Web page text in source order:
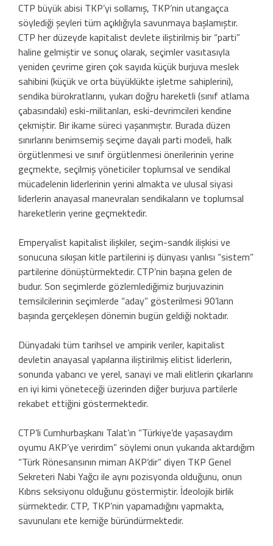
CTP büyük abisi TKP’yi sollamış, TKP’nin utangaçca
söylediği şeyleri tüm açıklığıyla savunmaya başlamıştır.
CTP her düzeyde kapitalist devlete iliştirilmiş bir “parti”
haline gelmiştir ve sonuç olarak, seçimler vasıtasıyla
yeniden çevrime giren çok sayıda küçük burjuva meslek
sahibini (küçük ve orta büyüklükte işletme sahiplerini),
sendika bürokratlarını, yukarı doğru hareketli (sınıf atlama
çabasındaki) eski-militanları, eski-devrimcileri kendine
çekmiştir. Bir ikame süreci yaşanmıştır. Burada düzen
sınırlarını benimsemiş seçime dayalı parti modeli, halk
örgütlenmesi ve sınıf örgütlenmesi önerilerinin yerine
geçmekte, seçilmiş yöneticiler toplumsal ve sendikal
mücadelenin liderlerinin yerini almakta ve ulusal siyasi
liderlerin anayasal manevraları sendikaların ve toplumsal
hareketlerin yerine geçmektedir.
Emperyalist kapitalist ilişkiler, seçim-sandık ilişkisi ve
sonucuna sıkışan kitle partilerini iş dünyası yanlısı “sistem”
partilerine dönüştürmektedir. CTP’nin başına gelen de
budur. Son seçimlerde gözlemlediğimiz burjuvazinin
temsilcilerinin seçimlerde “aday” gösterilmesi 90’ların
başında gerçekleşen dönemin bugün geldiği noktadır.
Dünyadaki tüm tarihsel ve ampirik veriler, kapitalist
devletin anayasal yapılarına iliştirilmiş elitist liderlerin,
sonunda yabancı ve yerel, sanayi ve mali elitlerin çıkarlarını
en iyi kimi yöneteceği üzerinden diğer burjuva partilerle
rekabet ettiğini göstermektedir.
CTP’li Cumhurbaşkanı Talat’ın “Türkiye’de yaşasaydım
oyumu AKP’ye verirdim” söylemi onun yukarıda aktardığım
“Türk Rönesansının mimarı AKP’dir” diyen TKP Genel
Sekreteri Nabi Yağcı ile aynı pozisyonda olduğunu, onun
Kıbrıs seksiyonu olduğunu göstermiştir. İdeolojik birlik
sürmektedir. CTP, TKP’nin yapamadığını yapmakta,
savunulanı ete kemiğe büründürmektedir.